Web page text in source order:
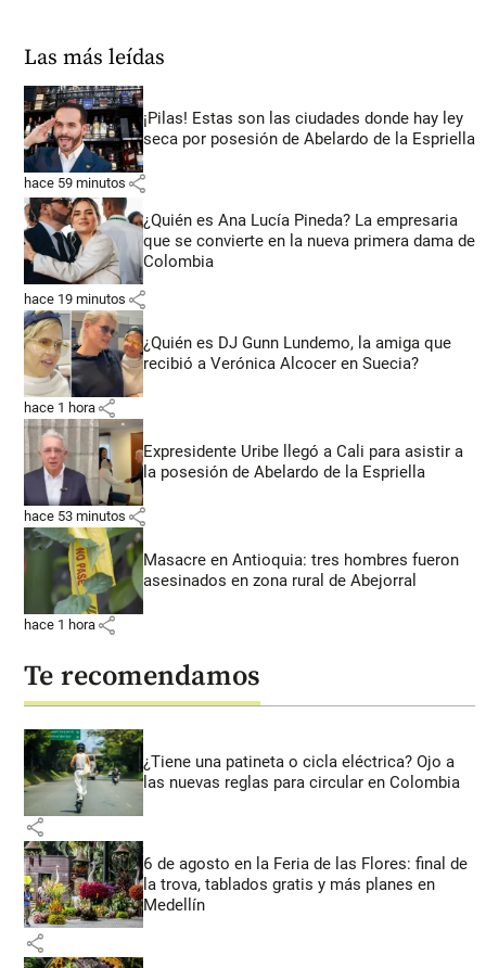
Las más leídas
¡Pilas! Estas son las ciudades donde hay ley
seca por posesión de Abelardo de la Espriella
hace 59 minutos share
¿Quién es Ana Lucía Pineda? La empresaria
que se convierte en la nueva primera dama de
Colombia
hace 19 minutos share
¿Quién es DJ Gunn Lundemo, la amiga que
recibió a Verónica Alcocer en Suecia?
hace 1 hora share
Expresidente Uribe llegó a Cali para asistir a
la posesión de Abelardo de la Espriella
hace 53 minutos share
Masacre en Antioquia: tres hombres fueron
asesinados en zona rural de Abejorral
hace 1 hora share
Te recomendamos
¿Tiene una patineta o cicla eléctrica? Ojo a
las nuevas reglas para circular en Colombia
share
6 de agosto en la Feria de las Flores: final de
la trova, tablados gratis y más planes en
Medellín
share